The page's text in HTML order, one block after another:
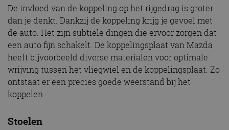
De invloed van de koppeling op het rijgedrag is groter
dan je denkt. Dankzij de koppeling krijg je gevoel met
de auto. Het zijn subtiele dingen die ervoor zorgen dat
een auto fijn schakelt. De koppelingsplaat van Mazda
heeft bijvoorbeeld diverse materialen voor optimale
wrijving tussen het vliegwiel en de koppelingsplaat. Zo
ontstaat er een precies goede weerstand bij het
koppelen.
Stoelen